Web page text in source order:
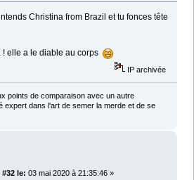
Christina from Brazil et tu fonces tête
! elle a le diable au corps
IP archivée
points de comparaison avec un autre
expert dans l'art de semer la merde et de se
le: 03 mai 2020 à 21:35:46 »